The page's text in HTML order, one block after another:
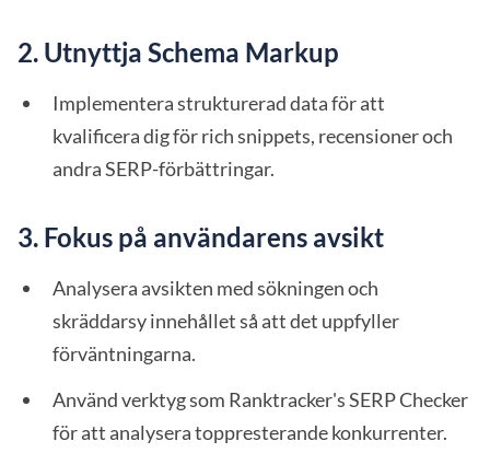
2. Utnyttja Schema Markup
Implementera strukturerad data för att
kvalificera dig för rich snippets, recensioner och
andra SERP-förbättringar.
3. Fokus på användarens avsikt
Analysera avsikten med sökningen och
skräddarsy innehållet så att det uppfyller
förväntningarna.
Använd verktyg som Ranktracker's SERP Checker
för att analysera toppresterande konkurrenter.